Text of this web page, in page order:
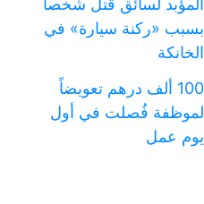
بسبب «ركنة سيارة» في
الخانكة
100 ألف درهم تعويضاً
لموظفة فُصلت في أول
يوم عمل